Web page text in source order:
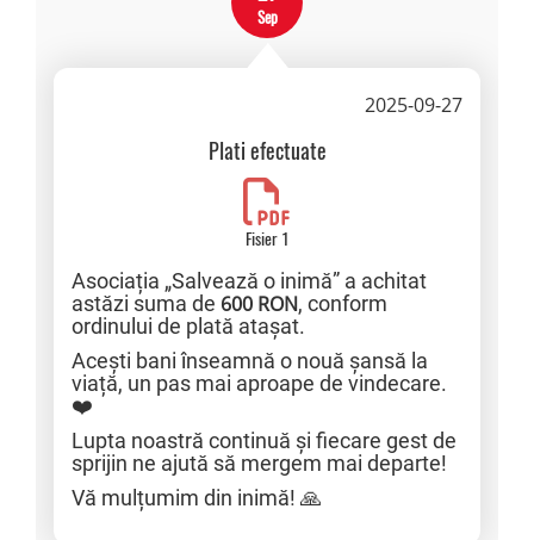
Sep
2025-09-27
Plati efectuate
Fisier 1
Asociația „Salvează o inimă” a achitat
astăzi suma de 600 RON, conform
ordinului de plată atașat.
Acești bani înseamnă o nouă șansă la
viață, un pas mai aproape de vindecare.
❤️
Lupta noastră continuă și fiecare gest de
sprijin ne ajută să mergem mai departe!
Vă mulțumim din inimă! 🙏